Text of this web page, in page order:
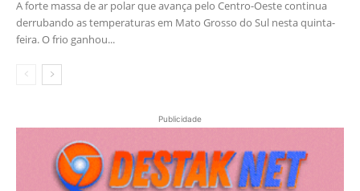
A forte massa de ar polar que avança pelo Centro-Oeste continua
derrubando as temperaturas em Mato Grosso do Sul nesta quinta-
feira. O frio ganhou...
Publicidade